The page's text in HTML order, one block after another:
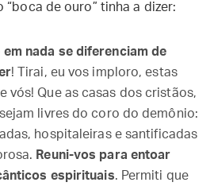
“boca de ouro” tinha a dizer:
nada se diferenciam de
! Tirai, eu vos imploro, estas
vós! Que as casas dos cristãos,
livres do coro do demônio:
hospitaleiras e santificadas
Reuni-vos para entoar
espirituais. Permiti que